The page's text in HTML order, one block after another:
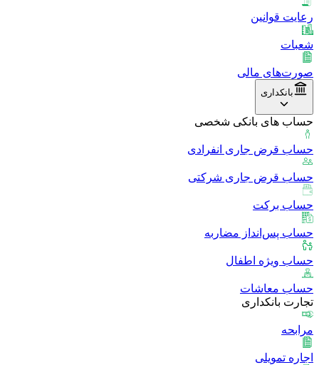
رعایت قوانین
شعبات
صورت‌های مالی
بانکداری
حساب های بانکی شخصی
حساب قرض جاری انفرادی
حساب قرض جاری شرکتی
حساب برکت
حساب پس‌انداز مضاربه
حساب ویژه اطفال
حساب معاشات
تجارت بانکداری
مرابحه
اجاره تمویلی